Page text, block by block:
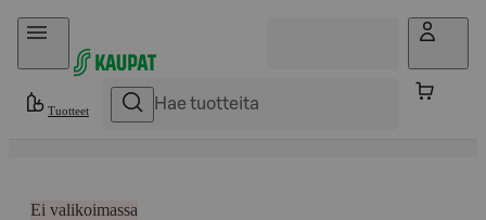
Hyppää sisältöön
Tuotteet
Ei valikoimassa